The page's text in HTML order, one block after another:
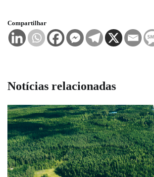
Compartilhar
Notícias relacionadas